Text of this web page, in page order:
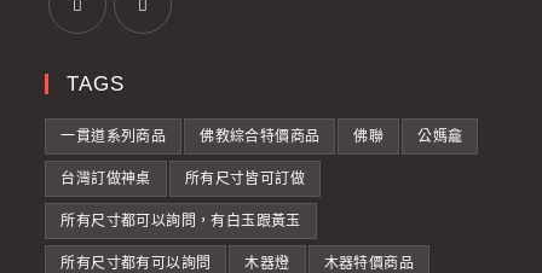
TAGS
一貫道系列商品 佛教綜合特價商品 佛聯 公媽龕
台灣訂做神桌 所有尺寸皆可訂做
所有尺寸都可以詢問，有白玉跟黃玉
所有尺寸都有可以詢問 木器燈 木器特價商品